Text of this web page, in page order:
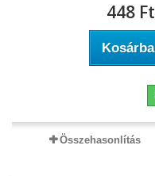
448 Ft‎
Kosárba
Összehasonlítás